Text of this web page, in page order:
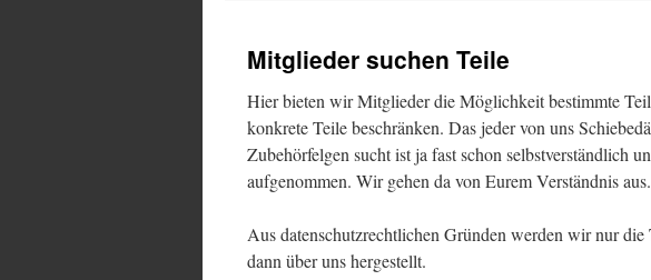
Mitglieder suchen Teile
Hier bieten wir Mitglieder die Möglichkeit bestimmte
konkrete Teile beschränken. Das jeder von uns
Zubehörfelgen sucht ist ja fast schon selbstverständlich
aufgenommen. Wir gehen da von Eurem Verständnis aus.
Aus datenschutzrechtlichen Gründen werden wir nur
dann über uns hergestellt.